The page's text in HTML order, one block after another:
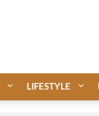
LIFESTYLE